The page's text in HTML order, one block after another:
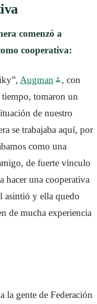
comenzó a
cooperativa:
Augman
, con
tiempo, tomaron un
de nuestro
se trabajaba aquí, por
como una
de fuerte vínculo
hacer una cooperativa
asintió y ella quedo
de mucha experiencia
la gente de Federación